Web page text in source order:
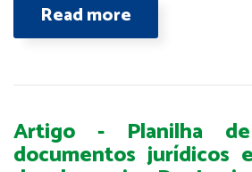
Read more
Artigo - Planilha
documentos jurídicos